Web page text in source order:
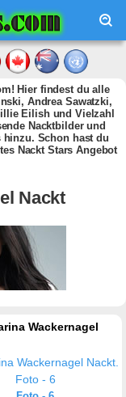
Hier findest du alle
Andrea Sawatzki,
Eilish und Vielzahl
Nacktbilder und
hinzu. Schon hast du
Nackt Stars Angebot
Nackt
Wackernagel